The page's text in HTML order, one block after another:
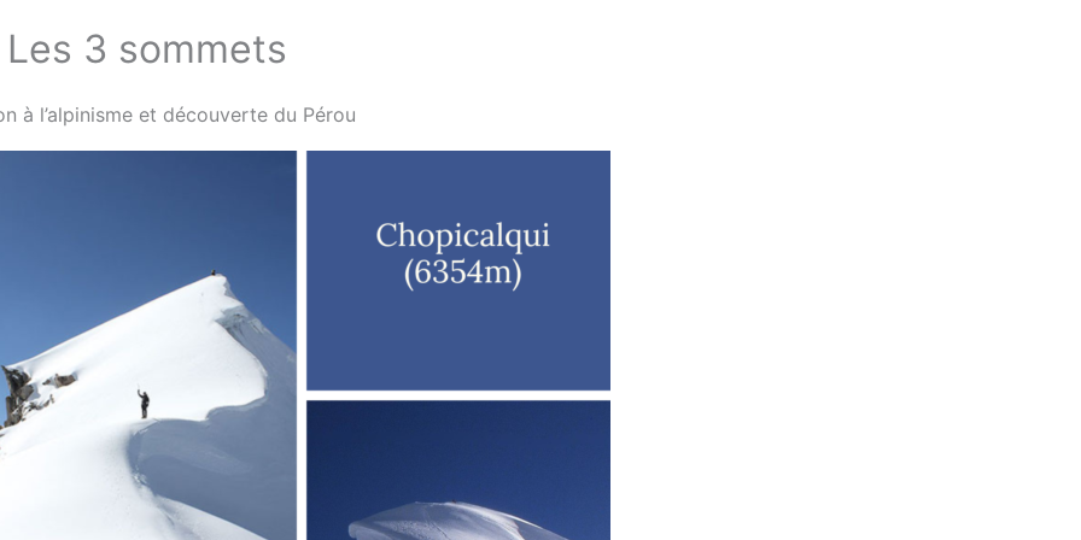
Les 3 sommets
à l’alpinisme et découverte du Pérou